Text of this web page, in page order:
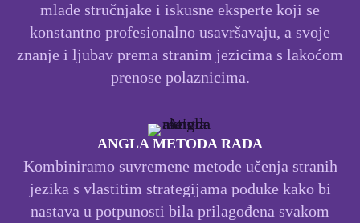
mlade stručnjake i iskusne eksperte koji se
konstantno profesionalno usavršavaju, a svoje
znanje i ljubav prema stranim jezicima s lakoćom
prenose polaznicima.
ANGLA METODA RADA
Kombiniramo suvremene metode učenja stranih
jezika s vlastitim strategijama poduke kako bi
nastava u potpunosti bila prilagođena svakom